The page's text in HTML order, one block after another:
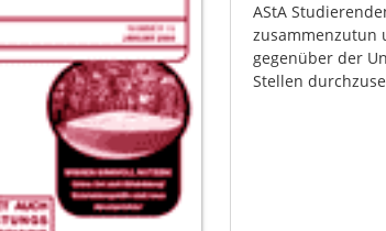
AStA
zusammenzutun
gegenüber der
Stellen